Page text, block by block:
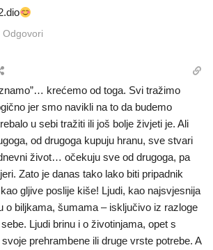
Odgovori
krećemo od toga. Svi tražimo
jer smo navikli na to da budemo
u sebi tražiti ili još bolje živjeti je. Ali
od drugoga kupuju hranu, sve stvari
život… očekuju sve od drugoga, pa
Zato je danas tako lako biti pripadnik
gljive poslije kiše! Ljudi, kao najsvjesnija
o biljkama, šumama – isključivo iz razloge
Ljudi brinu i o životinjama, opet s
prehrambene ili druge vrste potrebe. A